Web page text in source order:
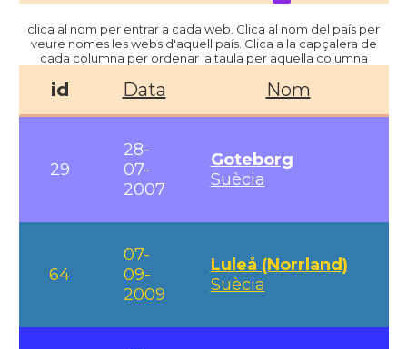
clica al nom per entrar a cada web. Clica al nom del país per
veure nomes les webs d'aquell país. Clica a la capçalera de
cada columna per ordenar la taula per aquella columna
id Data Nom
29
28-
07-
2007
Goteborg
Suècia
64
07-
09-
2009
Luleå (Norrland)
Suècia